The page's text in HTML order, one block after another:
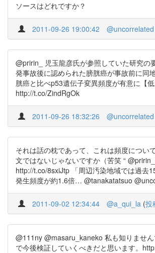
ソースはどれですか？
2011-09-26 19:00:42 @uncorrelated
@pririn_ 児玉龍彦氏が参照していた研究の
発事故後に認められた膀胱癌が事故前に同
胱癌と比べp53遺伝子変異頻度が有意に【低
http://t.co/ZindRgOk
2011-09-26 18:32:26 @uncorrelated
それは話の枕であって、これは頻度につい
文ではないじゃないですか（苦笑 “
http://t.co/8sxiJtp 「周辺汚染地域では過去
発生頻度が約1.6倍… @tanakatatsuo
2011-09-02 12:34:44 @a_qui_la (投
@111ny @masaru_kaneko 私も知りませ
で今後検証していくべきだと思います。